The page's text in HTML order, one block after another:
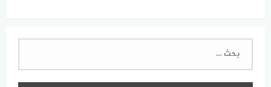
البحث